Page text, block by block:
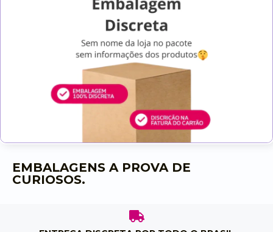
EMBALAGENS A PROVA DE
CURIOSOS.